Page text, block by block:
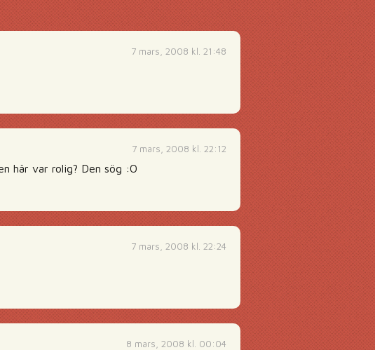
7 mars, 2008 kl. 21:48
7 mars, 2008 kl. 22:12
här var rolig? Den sög :O
7 mars, 2008 kl. 22:24
8 mars, 2008 kl. 00:04